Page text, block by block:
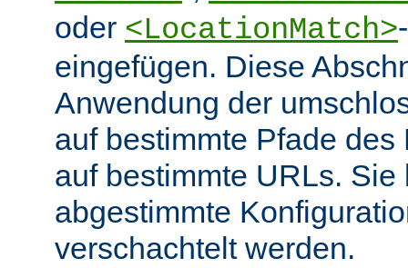
oder <LocationMatch>
eingefügen. Diese
Anwendung der
auf bestimmte Pfade
auf bestimmte URLs.
abgestimmte
verschachtelt werden.